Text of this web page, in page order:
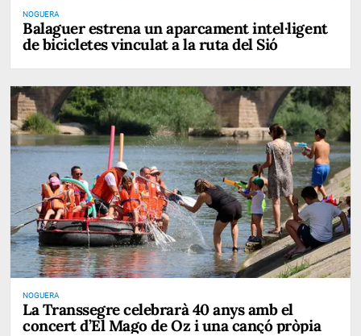
NOGUERA
Balaguer estrena un aparcament intel·ligent
de bicicletes vinculat a la ruta del Sió
NOGUERA
La Transsegre celebrarà 40 anys amb el
concert d’El Mago de Oz i una cançó pròpia